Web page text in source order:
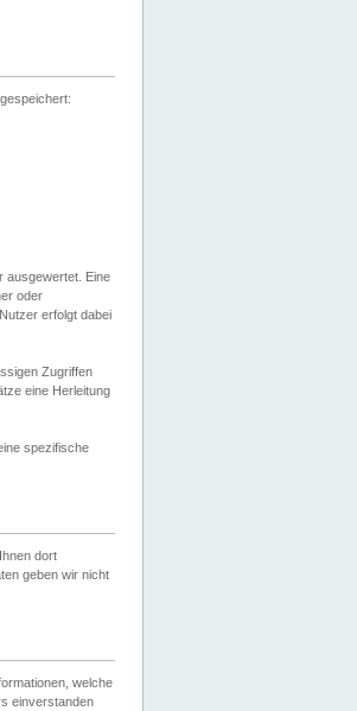
ausgewertet. Eine
oder
erfolgt dabei
Zugriffen
eine Herleitung
spezifische
dort
geben wir nicht
welche
einverstanden